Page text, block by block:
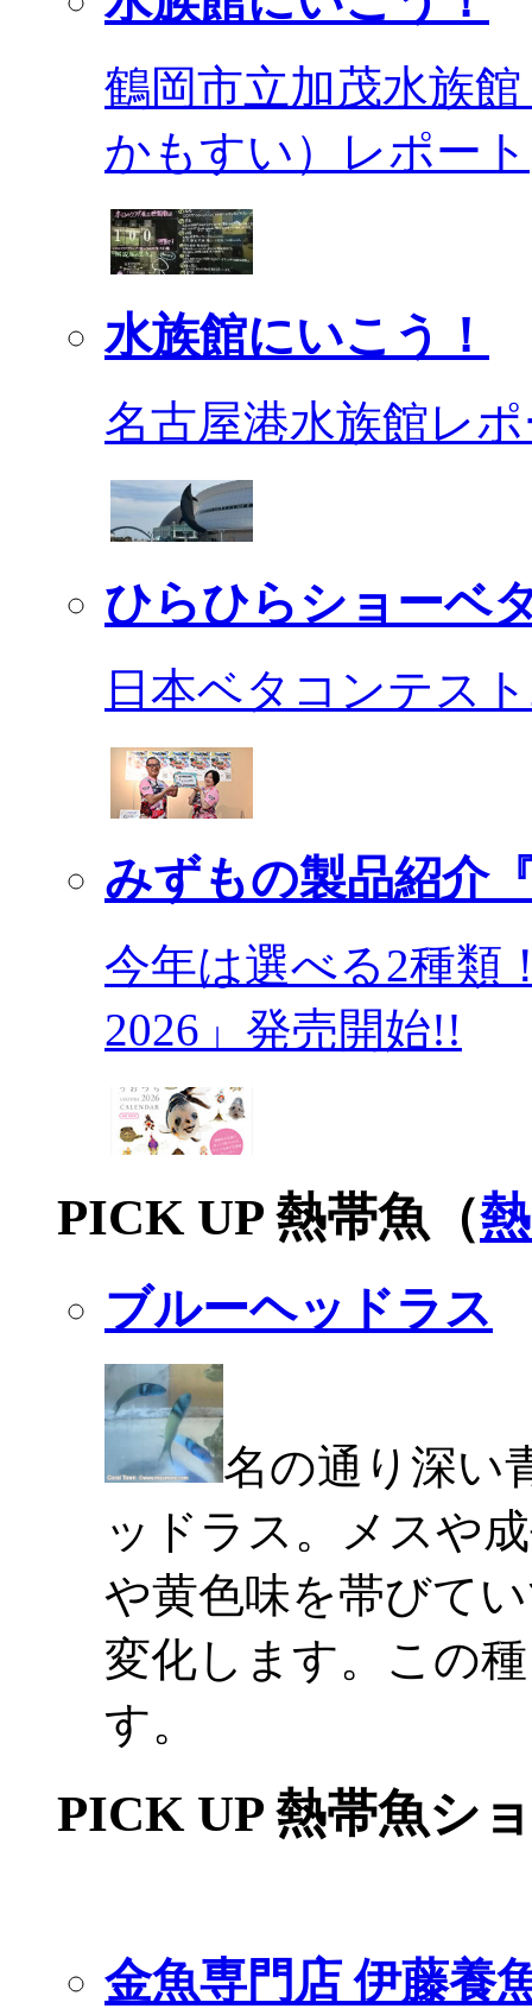
鶴岡市立加茂水族
かもすい）レポート
水族館にいこう！
名古屋港水族館レ
ひらひらショーベ
日本ベタコンテス
みずもの製品紹介
今年は選べる2種類
2026」発売開始!!
PICK UP 熱帯魚（
ブルーヘッドラス
名の通り深い
ッドラス。メスや
や黄色味を帯びて
変化します。この
す。
PICK UP 熱帯魚シ
金魚専門店 伊藤養